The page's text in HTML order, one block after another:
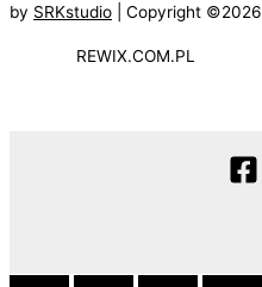
by SRKstudio | Copyright ©2026
REWIX.COM.PL